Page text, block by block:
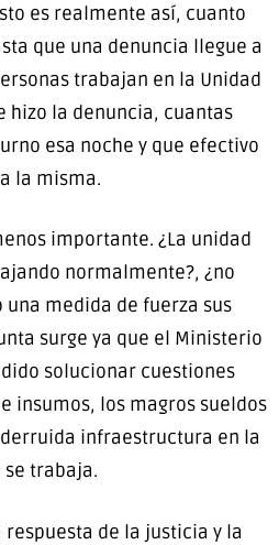
es realmente así, cuanto
que una denuncia llegue a
trabajan en la Unidad
hizo la denuncia, cuantas
esa noche y que efectivo
la misma.
importante. ¿La unidad
normalmente?, ¿no
medida de fuerza sus
surge ya que el Ministerio
solucionar cuestiones
insumos, los magros sueldos
infraestructura en la
se trabaja.
de la justicia y la